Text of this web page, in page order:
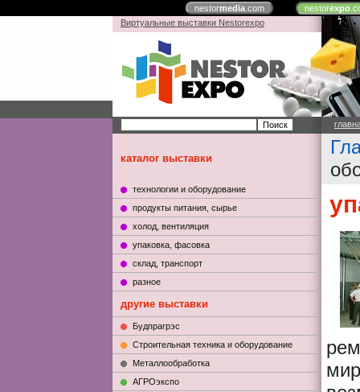
nestormedia.com nestorexpo
Виртуальные выставки Nestorexpo
каталог выставки
технологии и оборудование
продукты питания, сырье
холод, вентиляция
упаковка, фасовка
склад, транспорт
разное
другие выставки
Будпрагрэс
Строительная техника и оборудование
Металлообработка
АГРОэкспо